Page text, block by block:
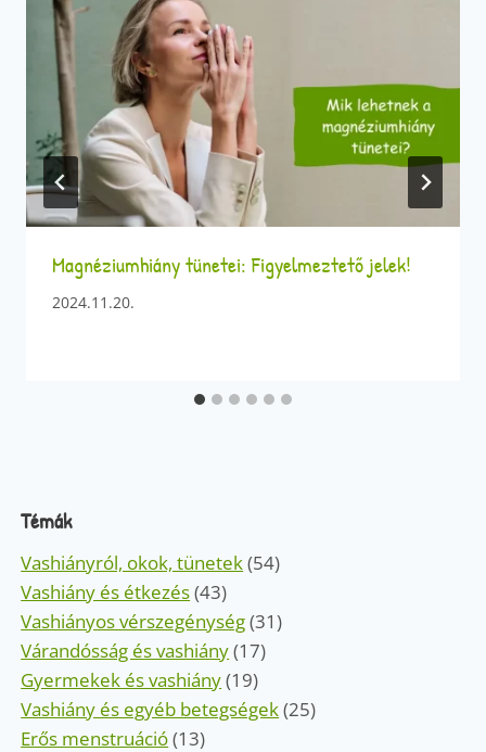
Magnéziumhiány tünetei: Figyelmeztető jelek!
2024.11.20.
Témák
Vashiányról, okok, tünetek(54)
Vashiány és étkezés(43)
Vashiányos vérszegénység(31)
Várandósság és vashiány(17)
Gyermekek és vashiány(19)
Vashiány és egyéb betegségek(25)
Erős menstruáció(13)